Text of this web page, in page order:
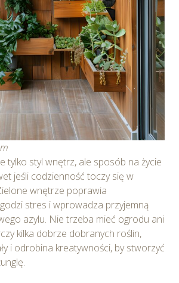
tylko styl wnętrz, ale sposób na życie
jeśli codzienność toczy się w
wnętrze poprawia
stres i wprowadza przyjemną
azylu. Nie trzeba mieć ogrodu ani
kilka dobrze dobranych roślin,
i odrobina kreatywności, by stworzyć